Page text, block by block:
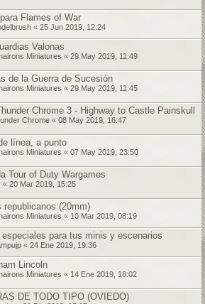
Flames of War
« 25 Jun 2019, 12:24
Valonas
Miniatures « 29 May 2019, 11:49
de la Guerra de Sucesión
Miniatures « 29 May 2019, 11:45
Chrome 3 - Highway to Castle Painskull
Chrome « 08 May 2019, 16:47
línea, a punto
Miniatures « 07 May 2019, 23:50
Tour of Duty Wargames
« 20 Mar 2019, 15:25
republicanos (20mm)
Miniatures « 10 Mar 2019, 08:19
para tus minis y escenarios
« 24 Ene 2019, 19:36
Lincoln
Miniatures « 14 Ene 2019, 18:02
DE TODO TIPO (OVIEDO)